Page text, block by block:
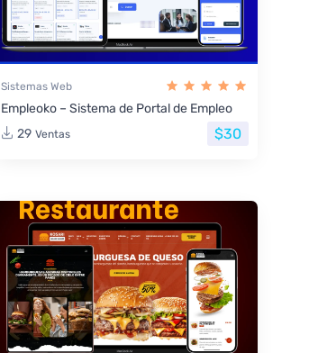
Sistemas Web
Empleoko – Sistema de Portal de Empleo
29 Ventas $30